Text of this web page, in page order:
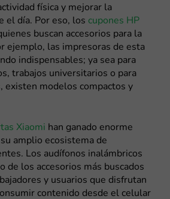
física y mejorar la
el día. Por eso, los cupones HP
buscan accesorios para la
ejemplo, las impresoras de esta
indispensables; ya sea para
trabajos universitarios o para
existen modelos compactos y
Xiaomi han ganado enorme
amplio ecosistema de
Los audífonos inalámbricos
de los accesorios más buscados
y usuarios que disfrutan
contenido desde el celular